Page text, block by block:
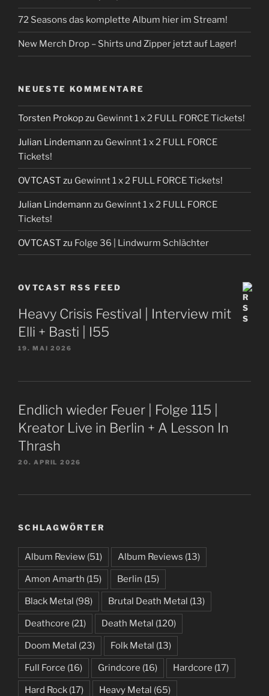
72 Seasons das komplette Album hier im Stream!
New Merch Drop – Shirts und Zipper jetzt auf Lager!
NEUESTE KOMMENTARE
Torsten Prokopzu Gewinnt 1 x 2 FULL FORCE Tickets!
Julian Lindemann zu Gewinnt 1 x 2 FULL FORCE
Tickets!
OVTCAST zu Gewinnt 1 x 2 FULL FORCE Tickets!
Julian Lindemann zu Gewinnt 1 x 2 FULL FORCE
Tickets!
OVTCAST zu Folge 36 | Lindwurm Schlächter
OVTCAST RSS FEED
Heavy Crisis Festival | Interview mit
Elli + Basti | I55
19. MAI 2026
Endlich wieder Feuer | Folge 115 |
Kreator Live in Berlin + A Lesson In
Thrash
20. APRIL 2026
SCHLAGWÖRTER
Album Review (51) Album Reviews (13)
Amon Amarth (15) Berlin (15)
Black Metal (98) Brutal Death Metal (13)
Deathcore (21) Death Metal (120)
Doom Metal (23) Folk Metal (13)
Full Force (16) Grindcore (16) Hardcore (17)
Hard Rock (17) Heavy Metal (65)